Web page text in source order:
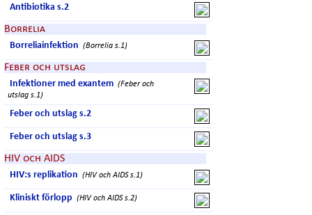
Antibiotika s.2
Borrelia
Borreliainfektion (Borrelia s.1)
Feber och utslag
Infektioner med exantem (Feber och
utslag s.1)
Feber och utslag s.2
Feber och utslag s.3
HIV och AIDS
HIV:s replikation (HIV och AIDS s.1)
Kliniskt förlopp (HIV och AIDS s.2)